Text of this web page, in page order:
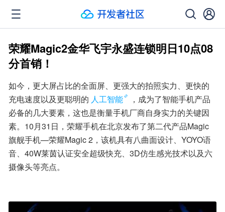
荣耀Magic2金华飞宇永盛连锁明日10点08
分首销！
如今，更大屏占比的全面屏、更强大的拍照实力、更快的
充电速度以及更聪明的 人工智能
，成为了智能手机产品
必备的几大要素，这也是衡量手机厂商自身实力的关键因
素。10月31日，荣耀手机在北京发布了第二代产品Magic
旗舰手机—荣耀Magic 2，该机具有八曲面设计、YOYO语
音、40W莱茵认证安全超级快充、3D仿生感光技术以及六
摄像头等亮点。